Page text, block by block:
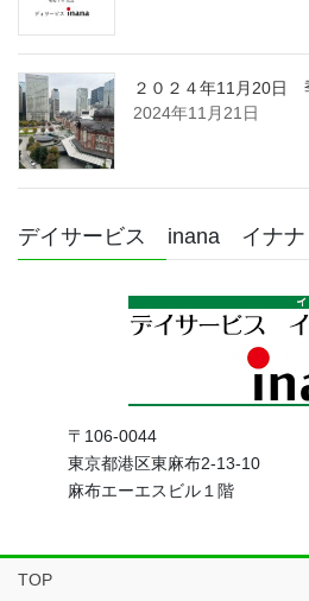
２０２４年11月20日
2024年11月21日
デイサービス inana イナナ
〒106-0044
東京都港区東麻布2-13-10
麻布エーエスビル１階
TOP